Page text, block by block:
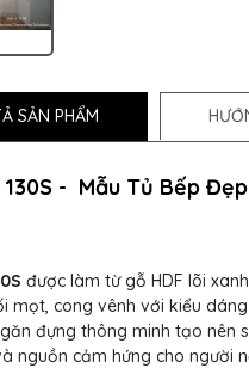
SẢN PHẨM
- Mẫu Tủ Bếp
được làm từ gỗ HDF lõi
mọt, cong vênh với kiểu
đựng thông minh tạo nên
nguồn cảm hứng cho người